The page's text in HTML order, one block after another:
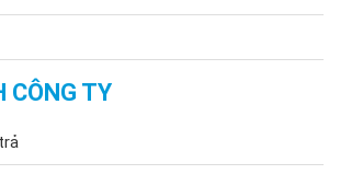
CÔNG TY